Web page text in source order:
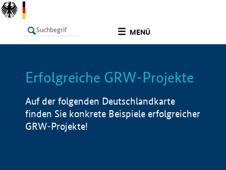
MENÜ
LISTE Info
Erfolgreiche GRW-Projekte
Auf der folgenden Deutschlandkarte
finden Sie konkrete Beispiele erfolgreicher
GRW-Projekte!